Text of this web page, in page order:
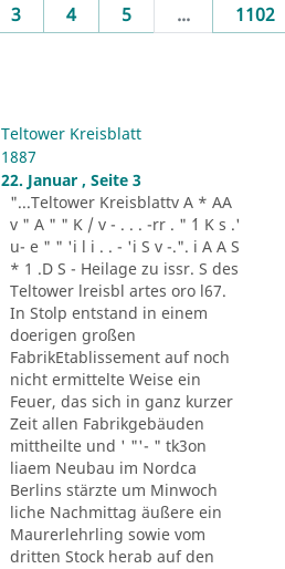
3 4 5 ... 1102
Teltower Kreisblatt
1887
22. Januar , Seite 3
"...Teltower Kreisblattv A * AA
v " A " " K / v - . . . -rr . " ´1 K s .'
u- e " " 'i l i . . - 'i S v -.". i A A S
* 1 .D S - Heilage zu issr. S des
Teltower lreisbl artes oro l67.
In Stolp entstand in einem
doerigen großen
FabrikEtablissement auf noch
nicht ermittelte Weise ein
Feuer, das sich in ganz kurzer
Zeit allen Fabrikgebäuden
mittheilte und ' "'- " tk3on
liaem Neubau im Nordca
Berlins stärzte um Minwoch
liche Nachmittag äußere ein
Maurerlehrling sowie vom
dritten Stock herab auf den